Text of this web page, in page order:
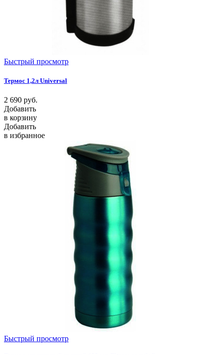
Быстрый просмотр
Термос 1,2л Universal
2 690 руб.
Добавить
в корзину
Добавить
в избранное
Быстрый просмотр